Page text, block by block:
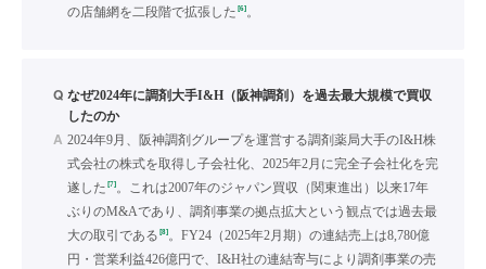
の店舗網を二段階で拡張した [6]。
Q なぜ2024年に調剤大手I&H（阪神調剤）を過去最大規模で買収
したのか
A 2024年9月、阪神調剤グループを運営する調剤薬局大手のI&H株
式会社の株式を取得し子会社化、2025年2月に完全子会社化を完
遂した [7]。これは2007年のジャパン買収（関東進出）以来17年
ぶりのM&Aであり、調剤事業の拠点拡大という観点では過去最
大の取引である [8]。FY24（2025年2月期）の連結売上は8,780億
円・営業利益426億円で、I&H社の連結寄与により調剤事業の売